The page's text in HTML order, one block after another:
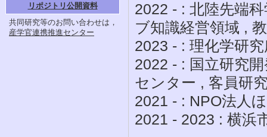
リポジトリ公開資料
共同研究等のお問い合わせは，
産学官連携推進センター
2022 - : 北陸先端
ブ知識経営領域 ,
2023 - : 理化学研
2022 - : 国立研究
センター , 客員研
2021 - : NPO法人
2021 - 2023 : 横浜